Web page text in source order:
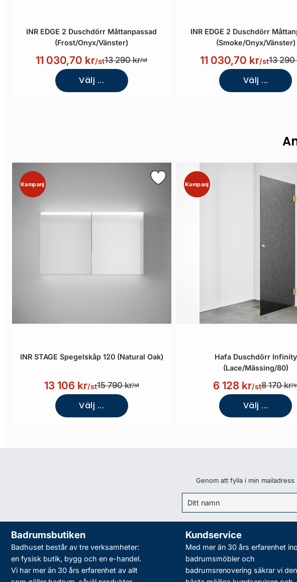
INR EDGE 2 Duschdörr Måttanpassad
(Frost/Onyx/Vänster)
11 030,70 kr/st13 290 kr/st
Välj ...
INR EDGE 2 Duschdörr
(Smoke/Onyx/Vänster)
11 030,70 kr/st13 290
Välj ...
Kampanj
INR STAGE Spegelskåp 120 (Natural Oak)
13 106 kr/st15 790 kr/st
Välj ...
Kampanj
Hafa Duschdörr Infinity
(Lace/Mässing/80)
6 128 kr/st8 170 kr/
Välj ...
Genom att fylla i min
Badrumsbutiken
Badhuset består av tre verksamheter:
en fysisk butik, bygg och en e-handel.
Vi har mer än 30 års erfarenhet av allt
Kundservice
Med mer än 30 års erfarenhet
badrumsmöbler och
badrumsrenovering säkrar vi den